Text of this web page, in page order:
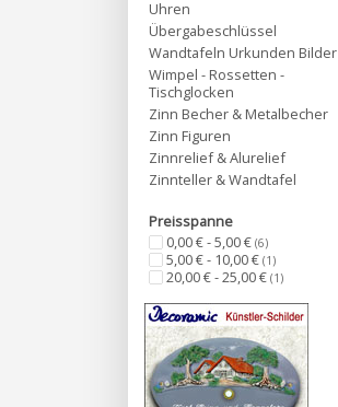
Uhren
Übergabeschlüssel
Wandtafeln Urkunden Bilder
Wimpel - Rossetten -
Tischglocken
Zinn Becher & Metalbecher
Zinn Figuren
Zinnrelief & Alurelief
Zinnteller & Wandtafel
Preisspanne
0,00 € - 5,00 € (6)
5,00 € - 10,00 € (1)
20,00 € - 25,00 € (1)